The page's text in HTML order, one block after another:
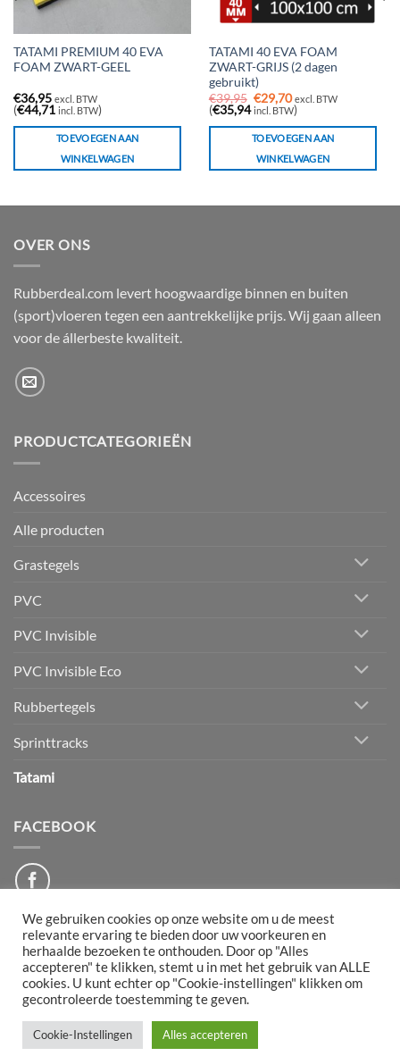
TATAMI PREMIUM 40 EVA
FOAM ZWART-GEEL
€36,95 excl. BTW
(€44,71 incl. BTW)
TOEVOEGEN AAN
WINKELWAGEN
TATAMI 40 EVA FOAM
ZWART-GRIJS (2 dagen
gebruikt)
€39,95 Oorspronkelijke
prijs
€39,95.
€29,70Huidige
prijs
is:
€29,70.
excl. BTW
(€35,94 incl. BTW)
TOEVOEGEN AAN
WINKELWAGEN
OVER ONS
Rubberdeal.com levert hoogwaardige binnen en buiten
(sport)vloeren tegen een aantrekkelijke prijs. Wij gaan alleen
voor de állerbeste kwaliteit.
PRODUCTCATEGORIEËN
Accessoires
Alle producten
Grastegels
PVC
PVC Invisible
PVC Invisible Eco
Rubbertegels
Sprinttracks
Tatami
FACEBOOK
PayPal BancontactIDeal Maestro Mollie
DISCLAIMER ALGEMENE VOORWAARDEN
Powered by:eCreativity2026
We gebruiken cookies op onze website om u de meest
relevante ervaring te bieden door uw voorkeuren en
herhaalde bezoeken te onthouden. Door op "Alles
accepteren" te klikken, stemt u in met het gebruik van ALLE
cookies. U kunt echter op "Cookie-instellingen" klikken om
gecontroleerde toestemming te geven.
Cookie-Instellingen Alles accepteren